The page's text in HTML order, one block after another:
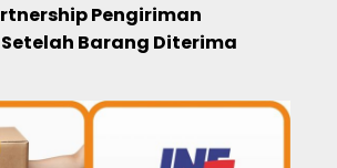
Pengiriman
Barang Diterima